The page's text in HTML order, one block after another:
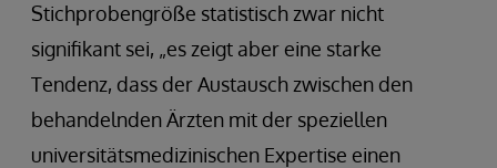
Stichprobengröße statistisch zwar nicht
signifikant sei, „es zeigt aber eine starke
Tendenz, dass der Austausch zwischen den
behandelnden Ärzten mit der speziellen
universitätsmedizinischen Expertise einen